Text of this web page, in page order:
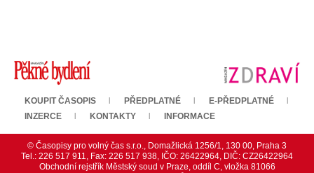
KOUPIT ČASOPIS PŘEDPLATNÉ
E-PŘEDPLATNÉ
INZERCE
KONTAKTY INFORMACE
© Časopisy pro volný čas s.r.o., Domažlická 1256/1, 130 00, Praha 3
Tel.: 226 517 911, Fax: 226 517 938, IČO: 26422964, DIČ: CZ26422964
Obchodní rejstřík Městský soud v Praze, oddíl C, vložka 81066